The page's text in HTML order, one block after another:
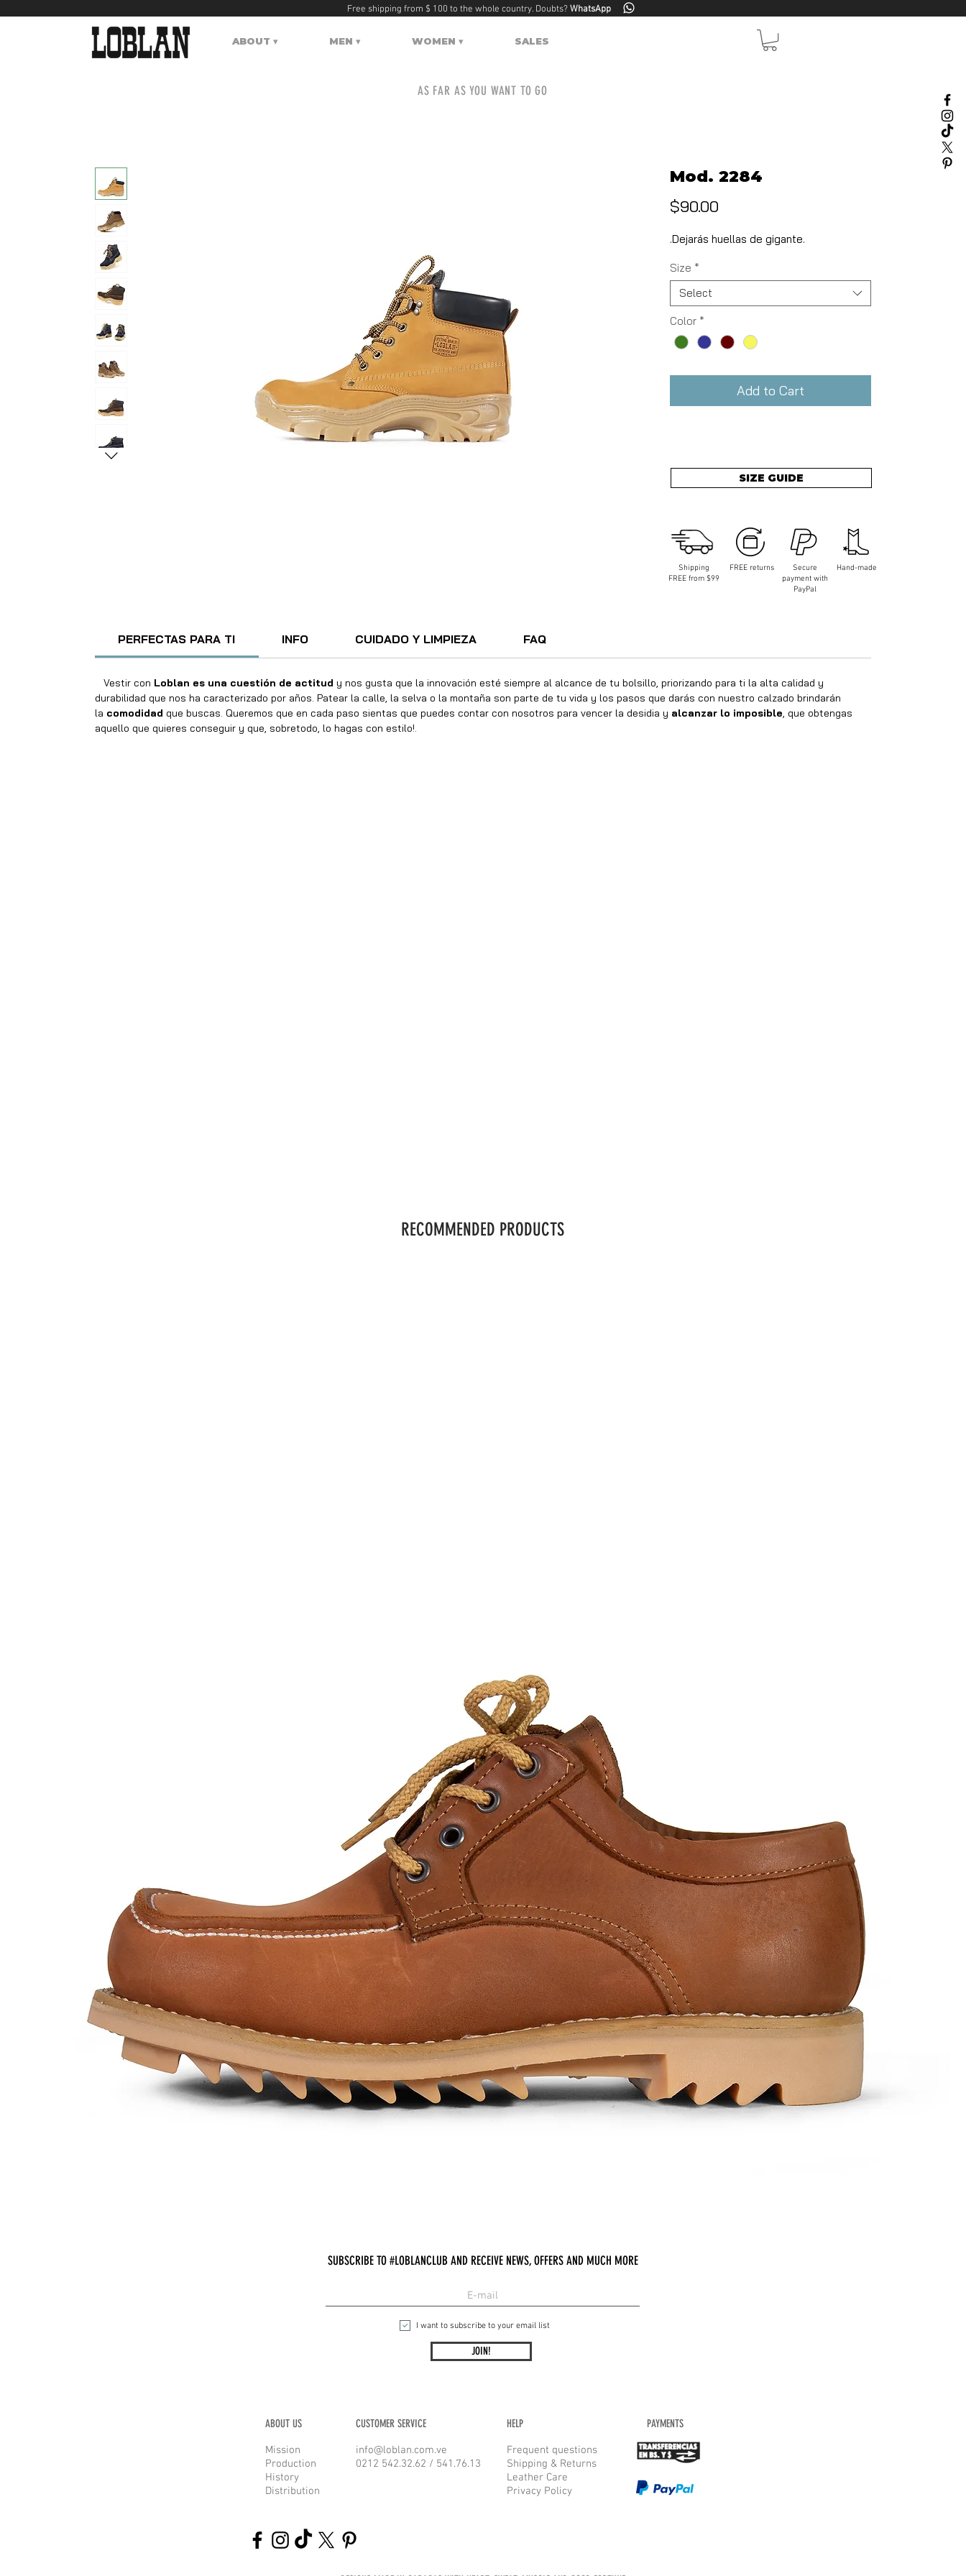
Free shipping from $ 100 to the whole country. Doubts?WhatsApp
ABOUT ▾ MEN ▾ WOMEN ▾ SALES
Hand-made
Secure
payment with
PayPal
FREE returns
Shipping
FREE from $99
SIZE GUIDE
AS FAR AS YOU WANT TO GO
Mod. 2284
$90.00
.Dejarás huellas de gigante.
Size *
Select
Color *
Add to Cart
PERFECTAS PARA TI INFO CUIDADO Y LIMPIEZA FAQ
Vestir con Loblan es una cuestión de actitud y nos gusta que la innovación esté siempre al alcance de tu bolsillo, priorizando para ti la alta calidad y
durabilidad que nos ha caracterizado por años. Patear la calle, la selva o la montaña son parte de tu vida y los pasos que darás con nuestro calzado brindarán
la comodidad que buscas. Queremos que en cada paso sientas que puedes contar con nosotros para vencer la desidia y alcanzar lo imposible, que obtengas
aquello que quieres conseguir y que, sobretodo, lo hagas con estilo!.
RECOMMENDED PRODUCTS
SUBSCRIBE TO #LOBLANCLUB AND RECEIVE NEWS, OFFERS AND MUCH MORE
I want to subscribe to your email list
JOIN!
PAYMENTS
ABOUT US
Mission
Production
History
Distribution
CUSTOMER SERVICE
info@loblan.com.ve
0212 542.32.62 / 541.76.13
HELP
Frequent questions
Shipping & Returns
Leather Care
Privacy Policy